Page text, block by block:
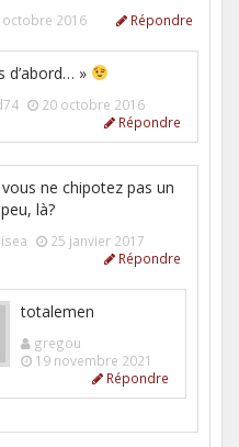
octobre 2016 Répondre
d’abord… »
20 octobre 2016
Répondre
ne chipotez pas un
là?
25 janvier 2017
Répondre
totalemen
gregou
19 novembre 2021
Répondre